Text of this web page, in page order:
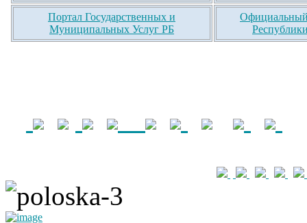
Портал Государственных и
Муниципальных Услуг РБ
Официальный